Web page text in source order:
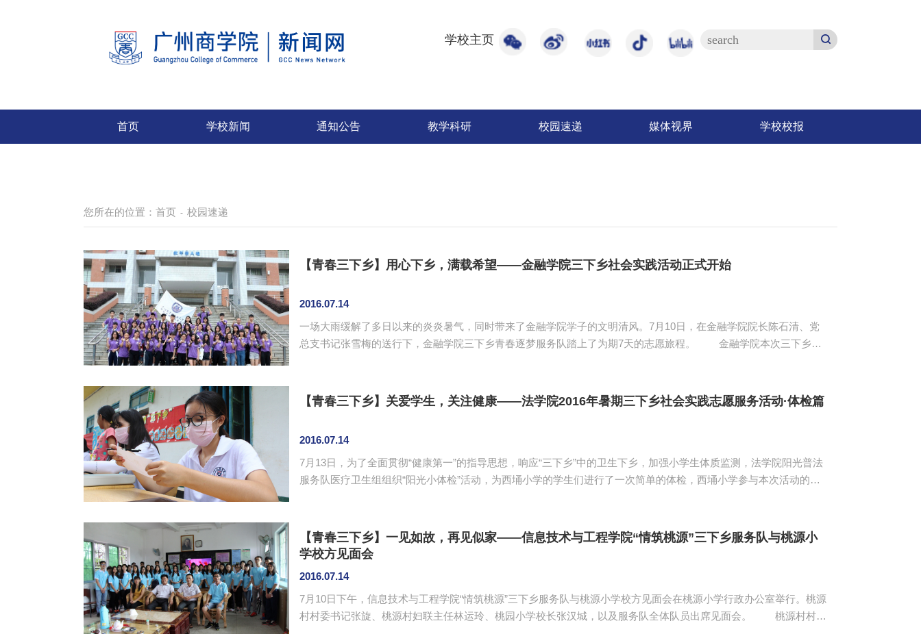
学校主页
首页 学校新闻 通知公告 教学科研 校园速递 媒体视界 学校校报
您所在的位置： 首页 - 校园速递
【青春三下乡】用心下乡，满载希望——金融学院三下乡社会实践活动正式开始
2016.07.14
一场大雨缓解了多日以来的炎炎暑气，同时带来了金融学院学子的文明清风。7月10日，在金融学院院长陈石清、党
总支书记张雪梅的送行下，金融学院三下乡青春逐梦服务队踏上了为期7天的志愿旅程。 金融学院本次三下乡社
开展爱心义教、务农、文艺汇演等活动。本次三下乡社会实践活动希望通过暑期文化素质拓...
【青春三下乡】关爱学生，关注健康——法学院2016年暑期三下乡社会实践志愿服务活动·体检篇
2016.07.14
7月13日，为了全面贯彻“健康第一”的指导思想，响应“三下乡”中的卫生下乡，加强小学生体质监测，法学院阳光普法
服务队医疗卫生组组织“阳光小体检”活动，为西埇小学的学生们进行了一次简单的体检，西埇小学参与本次活动的小
设置的项目有色觉测试、身高体重测量、沙眼龋齿检查、血压测量和视力测量...
【青春三下乡】一见如故，再见似家——信息技术与工程学院“情筑桃源”三下乡服务队与桃源小
学校方见面会
2016.07.14
7月10日下午，信息技术与工程学院“情筑桃源”三下乡服务队与桃源小学校方见面会在桃源小学行政办公室举行。桃源
村村委书记张旋、桃源村妇联主任林运玲、桃园小学校长张汉城，以及服务队全体队员出席见面会。 桃源村村委